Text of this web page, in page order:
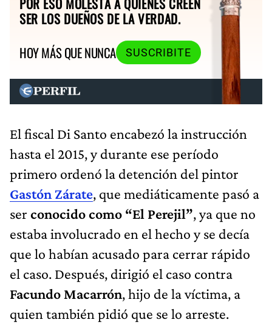
SER LOS DUEÑOS DE LA VERDAD.
HOY MÁS QUE NUNCA
SUSCRIBITE
El fiscal Di Santo encabezó la instrucción
hasta el 2015, y durante ese período
primero ordenó la detención del pintor
Gastón Zárate, que mediáticamente pasó a
ser conocido como “El Perejil”, ya que no
estaba involucrado en el hecho y se decía
que lo habían acusado para cerrar rápido
el caso. Después, dirigió el caso contra
Facundo Macarrón, hijo de la víctima, a
quien también pidió que se lo arreste.